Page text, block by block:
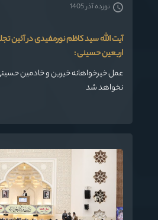
آیت الله سید کاظم نورمفیدی در آئین
اربعین حسینی :
عمل خیرخواهانه خیرین و خادمین
نخواهد شد
نوزده آذر 1405